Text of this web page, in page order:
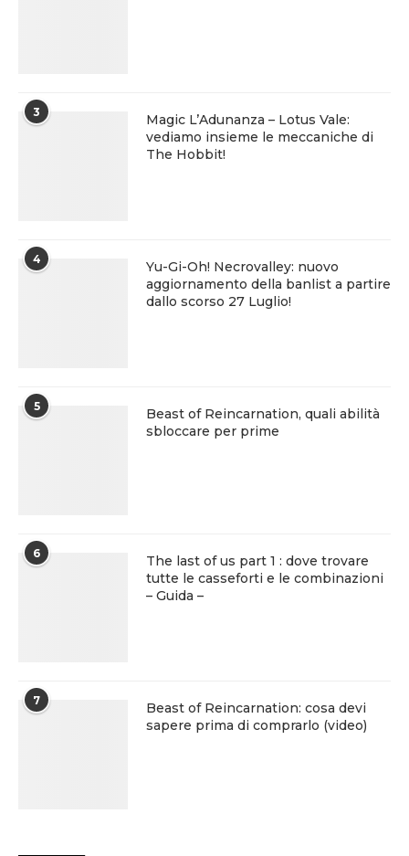
3
Magic L’Adunanza – Lotus Vale:
vediamo insieme le meccaniche di
The Hobbit!
4
Yu-Gi-Oh! Necrovalley: nuovo
aggiornamento della banlist a partire
dallo scorso 27 Luglio!
5
Beast of Reincarnation, quali abilità
sbloccare per prime
6
The last of us part 1 : dove trovare
tutte le casseforti e le combinazioni
– Guida –
7
Beast of Reincarnation: cosa devi
sapere prima di comprarlo (video)